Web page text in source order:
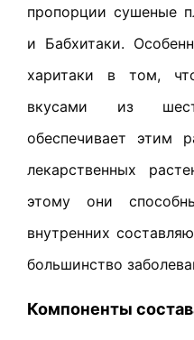
пропорции сушеные
и Бабхитаки.
харитаки в том,
вкусами из
обеспечивает этим
лекарственных
этому они
внутренних
большинство
Компоненты